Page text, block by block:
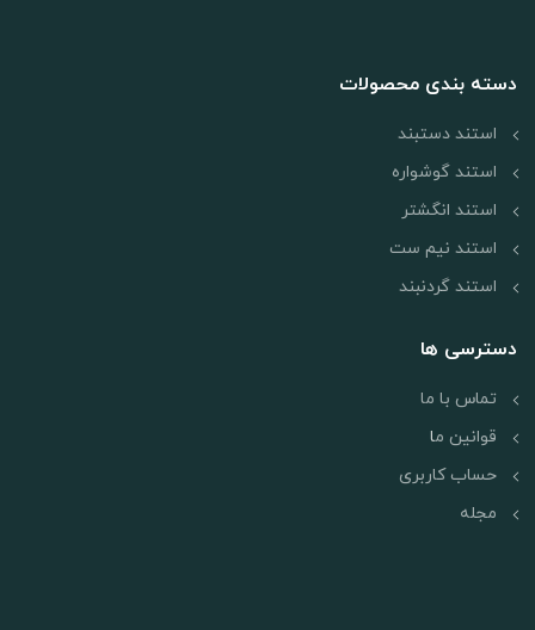
دسته بندی محصولات
استند دستبند
استند گوشواره
استند انگشتر
استند نیم ست
استند گردنبند
دسترسی ها
تماس با ما
قوانین ما
حساب کاربری
مجله